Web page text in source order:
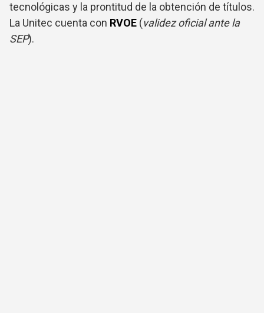
tecnológicas y la prontitud de la obtención de títulos.
La Unitec cuenta con RVOE (validez oficial ante la
SEP).